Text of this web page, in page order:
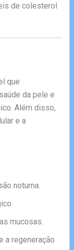
de colesterol
que
da pele e
Além disso,
e a
noturna.
mucosas.
a regeneração